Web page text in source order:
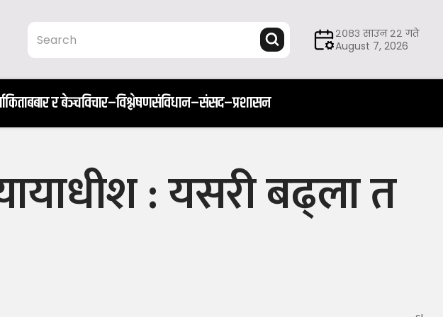
२०८३ साउन २२ गते
August 7, 2026
किताबबार र बेञ्चविचार–विश्लेषणसंविधान–संसद–प्रशासन
: यसरी बढ्ला त